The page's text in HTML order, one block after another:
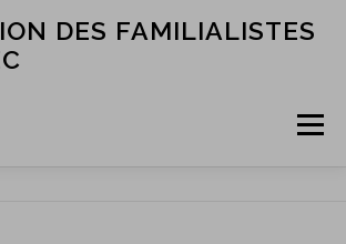
DES FAMILIALISTES
Menu